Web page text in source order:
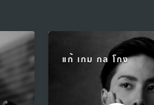
แก้ เกม กล โกง